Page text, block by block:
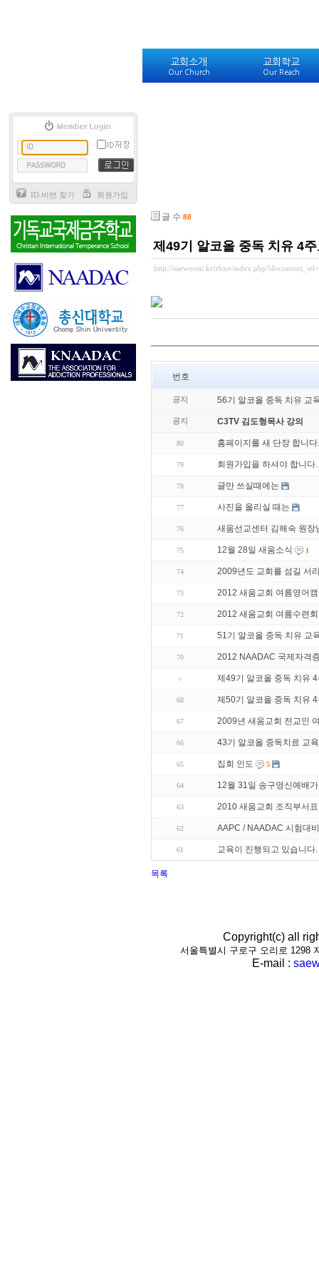
교회소개
Our Church
교회학교
Our Reach
ID.비번 찾기 회원가입
글 수 80
제49기 알코올 중독 치유 4
http://saewoom.kr/zbxe/
번호
공지 56기 알코올 중독 치유 교
공지 C3TV 김도형목사 강의
80 홈페이지를 새 단장 합니다.
79 회원가입을 하셔야 합니다.
78 글만 쓰실때에는
77 사진을 올리실 때는
76 새움선교센터 김해숙 원장
75 12월 28일 새움소식 1
74 2009년도 교회를 섬길 서
73 2012 새움교회 여름영어
72 2012 새움교회 여름수련
71 51기 알코올 중독 치유 교
70 2012 NAADAC 국제자격
제49기 알코올 중독 치유
68 제50기 알코올 중독 치유
67 2009년 새움교회 전교인
66 43기 알코올 중독치료 교
65 집회 인도 5
64 12월 31일 송구영신예배
63 2010 새움교회 조직부서표
62 AAPC / NAADAC 시험대
61 교육이 진행되고 있습니다.
목록
Copyright(c) all
서울특별시 구로구 오리로 1298
E-mail :